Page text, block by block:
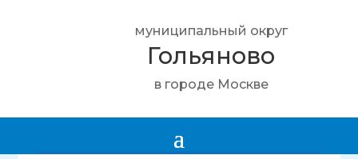
муниципальный округ
Гольяново
в городе Москве